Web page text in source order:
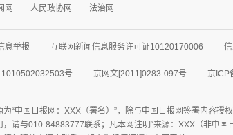
网 人民政协网 法治网
息举报 互联网新闻信息服务许可证10120170006
号 京网文[2011]0283-097号 京ICP
“中国日报网：XXX（署名）”，除与中国日报网签署内容授
请与010-84883777联系；凡本网注明“来源：XXX（非中国